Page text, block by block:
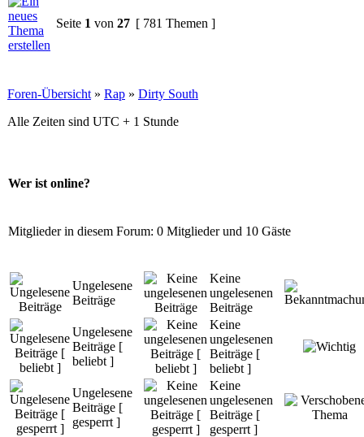
Seite 1 von 27 [ 781 Themen ]
Foren-Übersicht » Rap » Dirty South
Alle Zeiten sind UTC + 1 Stunde
Wer ist online?
Mitglieder in diesem Forum: 0 Mitglieder und 10 Gäste
Ungelesene
Beiträge
Keine
ungelesenen
Beiträge
Ungelesene
Beiträge [
beliebt ]
Keine
ungelesenen
Beiträge [
beliebt ]
Ungelesene
Beiträge [
gesperrt ]
Keine
ungelesenen
Beiträge [
gesperrt ]